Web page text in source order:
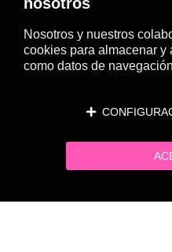
Nosotros y nuestros
cookies para almacenar y
como datos de